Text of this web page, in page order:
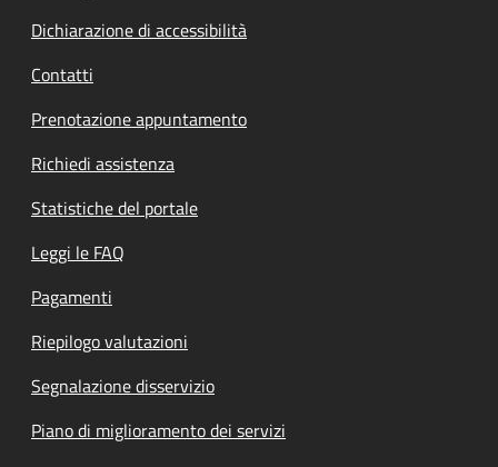
Dichiarazione di accessibilità
Contatti
Prenotazione appuntamento
Richiedi assistenza
Statistiche del portale
Leggi le FAQ
Pagamenti
Riepilogo valutazioni
Segnalazione disservizio
Piano di miglioramento dei servizi